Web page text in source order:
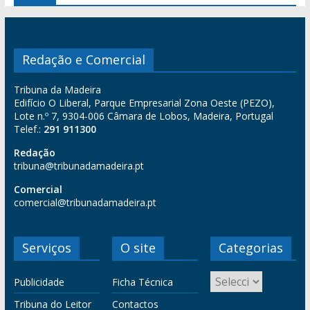
Redação e Comercial
Tribuna da Madeira
Edifício O Liberal, Parque Empresarial Zona Oeste (PEZO),
Lote n.º 7, 9304-006 Câmara de Lobos, Madeira, Portugal
Telef.: 291 911300
Redação
tribuna@tribunadamadeira.pt
Comercial
comercial@tribunadamadeira.pt
Serviços
Publicidade
Tribuna do Leitor
O site
Ficha Técnica
Contactos
Categorias